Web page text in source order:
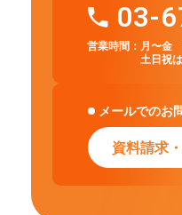
03-
営業時間： 月〜金
土日祝
メールでのお
資料請求